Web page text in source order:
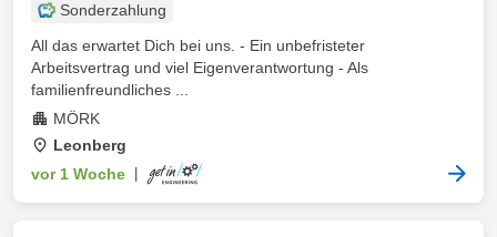
Sonderzahlung
All das erwartet Dich bei uns. - Ein unbefristeter
Arbeitsvertrag und viel Eigenverantwortung - Als
familienfreundliches ...
MÖRK
Leonberg
vor 1 Woche